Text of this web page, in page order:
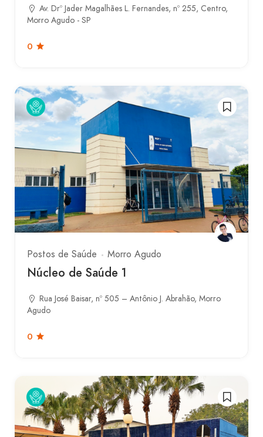
Av. Drº Jader Magalhães L. Fernandes, nº 255, Centro,
Morro Agudo - SP
0
Postos de Saúde Morro Agudo
Núcleo de Saúde 1
Rua José Baisar, nº 505 – Antônio J. Abrahão, Morro
Agudo
0